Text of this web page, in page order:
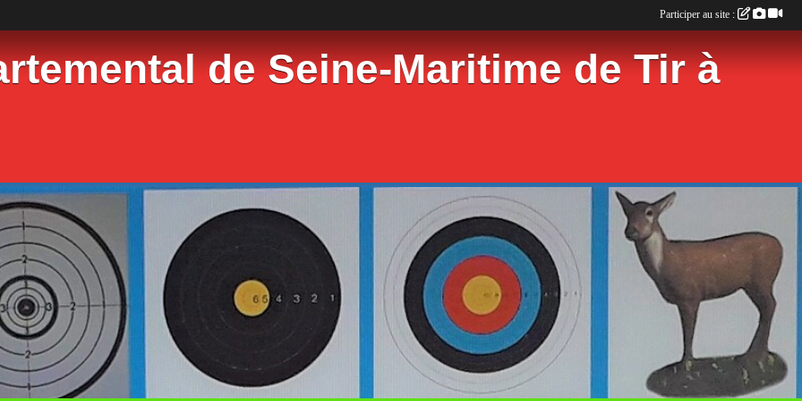
de Seine-Maritime de Tir à
Participer au site :